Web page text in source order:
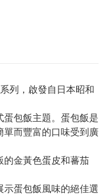
列，啟發自日本昭和
包飯主題。蛋包飯是
單而豐富的口味受到廣
的金黃色蛋皮和蕃茄
蛋包飯風味的絕佳選